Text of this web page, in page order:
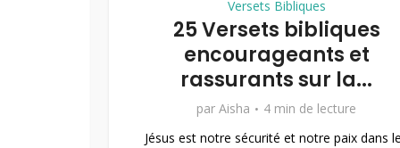
Versets Bibliques
25 Versets bibliques
encourageants et
rassurants sur la...
par Aisha
4 min de lecture
Jésus est notre sécurité et notre paix dans